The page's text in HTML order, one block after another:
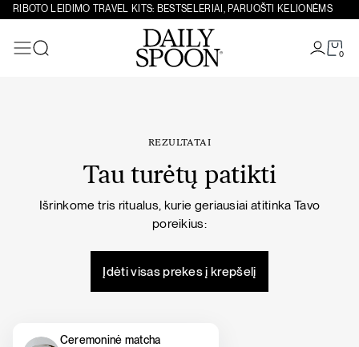
Eiti prie turinio
RIBOTO LEIDIMO TRAVEL KITS: BESTSELERIAI, PARUOŠTI KELIONĖMS
0
REZULTATAI
Tau turėtų patikti
Išrinkome tris ritualus, kurie geriausiai atitinka Tavo
poreikius:
Įdėti visas prekes į krepšelį
Ceremoninė matcha